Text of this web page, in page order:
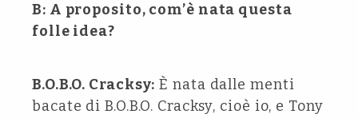
B: A proposito, com’è nata questa
folle idea?
B.O.B.O. Cracksy: È nata dalle menti
bacate di B.O.B.O. Cracksy, cioè io, e Tony